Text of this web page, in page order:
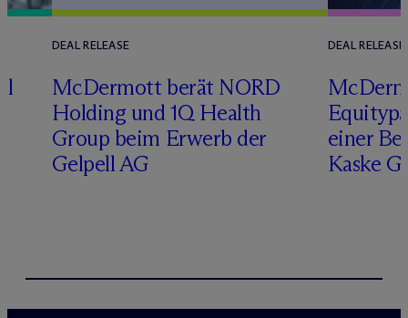
DEAL RELEASE
McDermott berät NORD
Holding und 1Q Health
Group beim Erwerb der
Gelpell AG
DEAL RELEASE
Mc
einer
Kaske